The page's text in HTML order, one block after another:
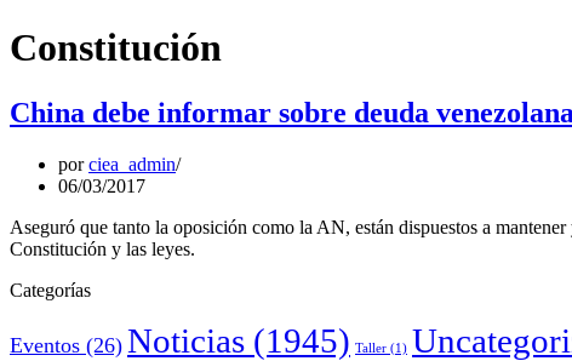
Constitución
China debe informar sobre deuda venezolana
porciea_admin
06/03/2017
Aseguró que tanto la oposición como la AN, están dispuestos a
Constitución y las leyes.
Categorías
Eventos (26) Noticias (1945) Taller (1)